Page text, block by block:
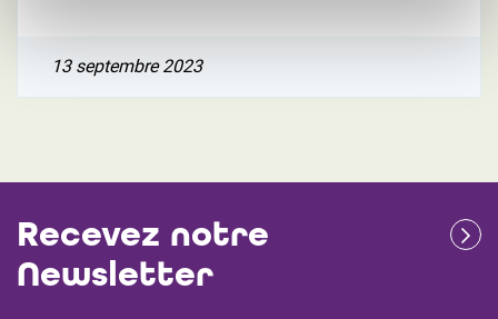
13 septembre 2023
Recevez notre
Newsletter